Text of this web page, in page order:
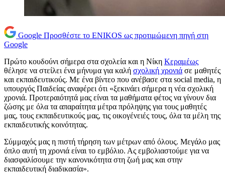
Google Προσθέστε το ENIKOS ως προτιμώμενη πηγή στη
Google
Πρώτο κουδούνι σήμερα στα σχολεία και η Νίκη Κεραμέως
θέλησε να στείλει ένα μήνυμα για καλή σχολική χρονιά σε μαθητές
και εκπαιδευτικούς. Με ένα βίντεο που ανέβασε στα social media, η
υπουργός Παιδείας αναφέρει ότι «ξεκινάει σήμερα η νέα σχολική
χρονιά. Προτεραιότητά μας είναι τα μαθήματα φέτος να γίνουν δια
ζώσης με όλα τα απαραίτητα μέτρα πρόληψης για τους μαθητές
μας, τους εκπαιδευτικούς μας, τις οικογένειές τους, όλα τα μέλη της
εκπαιδευτικής κοινότητας.
Σύμμαχός μας η πιστή τήρηση των μέτρων από όλους. Μεγάλο μας
όπλο αυτή τη χρονιά είναι το εμβόλιο. Ας εμβολιαστούμε για να
διασφαλίσουμε την κανονικότητα στη ζωή μας και στην
εκπαιδευτική διαδικασία».